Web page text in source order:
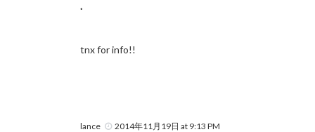
.
tnx for info!!
lance 2014年11月19日 at 9:13 PM